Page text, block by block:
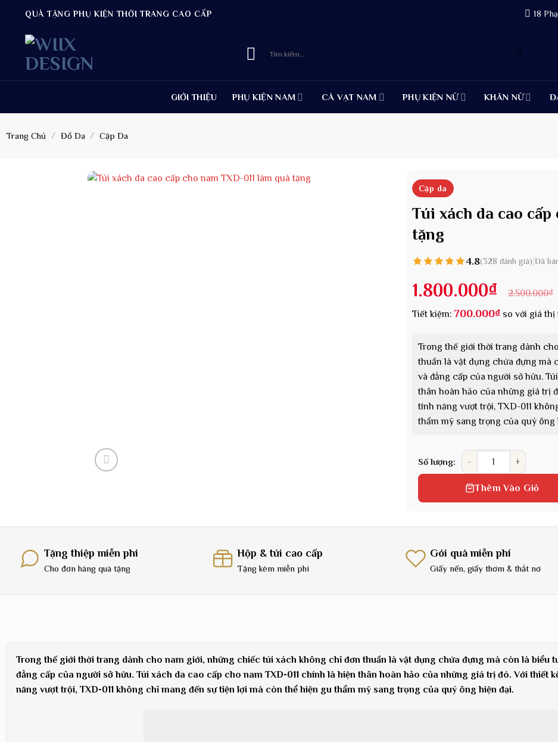
QUÀ TẶNG PHỤ KIỆN THỜI TRANG CAO CẤP 18
GIỚI THIỆU PHỤ KIỆN NAM CÀ VẠT NAM PHỤ KIỆN NỮ KHĂN NỮ
Trang Chủ / Đồ Da / Cặp Da
Cặp da
Túi xách da cao cấp
tặng
4.8(328 đánh giá)|Đã
1.800.000₫ 2.500.000₫
Tiết kiệm: 700.000₫so với giá thị
Trong thế giới thời trang dành
thuần là vật dụng chứa đựng mà
và đẳng cấp của người sở hữu.
thân hoàn hảo của những giá trị
tính năng vượt trội, TXD-011
thẩm mỹ sang trọng của quý ông
Số lượng:
Túi xách da cao cấp cho
Thêm Vào Giỏ
Tặng thiệp miễn phí
Cho đơn hàng quà tặng
Hộp & túi cao cấp
Tặng kèm miễn phí
Gói quà miễn phí
Giấy nến, giấy thơm & thắt nơ
Trong thế giới thời trang dành cho nam giới, những chiếc túi xách không chỉ đơn thuần là vật dụng chứa đựng mà còn là biểu
đẳng cấp của người sở hữu. Túi xách da cao cấp cho nam TXD-011 chính là hiện thân hoàn hảo của những giá trị đó. Với thiết
năng vượt trội, TXD-011 không chỉ mang đến sự tiện lợi mà còn thể hiện gu thẩm mỹ sang trọng của quý ông hiện đại.